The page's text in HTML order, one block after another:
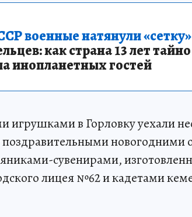
военные натянули «сетку»
как страна 13 лет
инопланетных гостей
игрушками в Горловку уехали
поздравительными
сувенирами,
лицея №62 и кадетами